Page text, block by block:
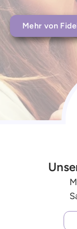
Mehr von
Aufbau einer
Uganda.
Mehr von